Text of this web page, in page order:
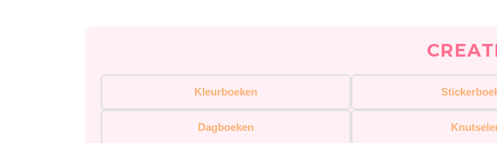
Kleurboeken
Dagboeken